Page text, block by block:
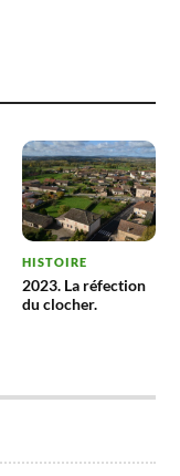
HISTOIRE
2023. La réfection
du clocher.